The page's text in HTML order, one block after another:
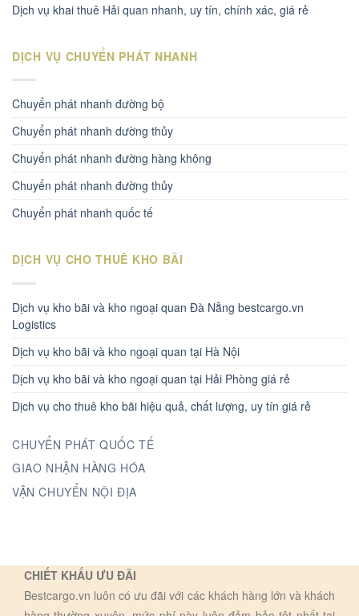
Dịch vụ khai thuê Hải quan nhanh, uy tín, chính xác, giá rẻ
DỊCH VỤ CHUYỂN PHÁT NHANH
Chuyển phát nhanh đường bộ
Chuyển phát nhanh dường thủy
Chuyển phát nhanh đường hàng không
Chuyển phát nhanh đường thủy
Chuyển phát nhanh quốc tế
DỊCH VỤ CHO THUÊ KHO BÃI
Dịch vụ kho bãi và kho ngoại quan Đà Nẵng bestcargo.vn
Logistics
Dịch vụ kho bãi và kho ngoại quan tại Hà Nội
Dịch vụ kho bãi và kho ngoại quan tại Hải Phòng giá rẻ
Dịch vụ cho thuê kho bãi hiệu quả, chất lượng, uy tín giá rẻ
CHUYỂN PHÁT QUỐC TẾ
GIAO NHẬN HÀNG HÓA
VẬN CHUYỂN NỘI ĐỊA
CHIẾT KHẤU ƯU ĐÃI
Bestcargo.vn luôn có ưu đãi với các khách hàng lớn và khách